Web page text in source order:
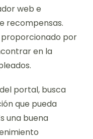
web e
recompensas.
por
en la
portal, busca
que pueda
una buena